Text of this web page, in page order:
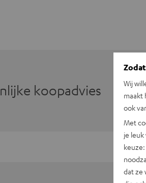
koopadvies
Wij
maakt
ook
Met
je
dat ze